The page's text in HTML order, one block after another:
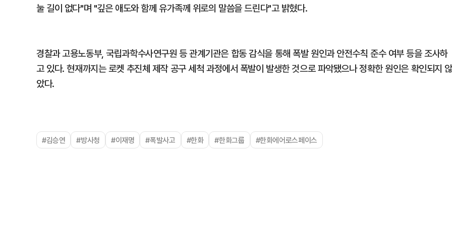
눌 길이 없다"며 "깊은 애도와 함께 유가족께 위로의 말씀을 드린다"고 밝혔다.
경찰과 고용노동부, 국립과학수사연구원 등 관계기관은 합동 감식을 통해 폭발 원인과 안전수칙 준수 여부 등을 조사하
고 있다. 현재까지는 로켓 추진체 제작 공구 세척 과정에서 폭발이 발생한 것으로 파악됐으나 정확한 원인은 확인되지
았다.
#김승연 #방사청 #이재명 #폭발사고 #한화 #한화그룹 #한화에어로스페이스